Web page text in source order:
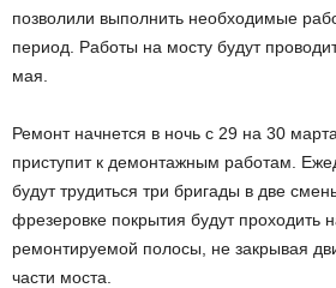
позволили выполнить необходимые
период. Работы на мосту будут
мая.
Ремонт начнется в ночь с 29 на 30
приступит к демонтажным работам.
будут трудиться три бригады в две
фрезеровке покрытия будут проходить
ремонтируемой полосы, не закрывая
части моста.